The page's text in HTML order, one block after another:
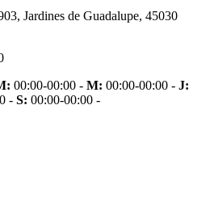
Jardines de Guadalupe, 45030
00:00-00:00 - M: 00:00-00:00 - J:
- S: 00:00-00:00 -